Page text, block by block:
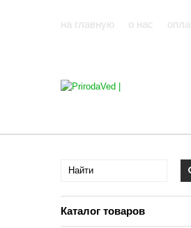
на главную о нас
Каталог товаров